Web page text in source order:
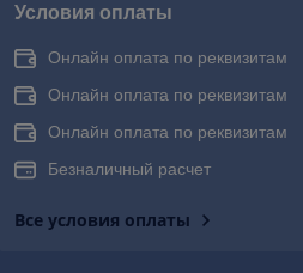
Условия оплаты
Онлайн оплата по реквизитам
Онлайн оплата по реквизитам
Онлайн оплата по реквизитам
Безналичный расчет
Все условия оплаты